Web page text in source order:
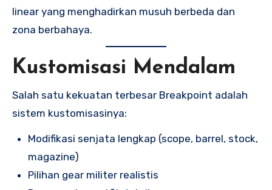
linear yang menghadirkan musuh berbeda dan
zona berbahaya.
Kustomisasi Mendalam
Salah satu kekuatan terbesar Breakpoint adalah
sistem kustomisasinya:
Modifikasi senjata lengkap (scope, barrel, stock,
magazine)
Pilihan gear militer realistis